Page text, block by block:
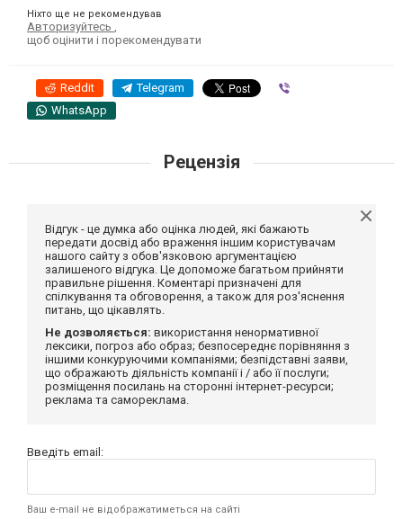
Ніхто ще не рекомендував
Авторизуйтесь
щоб оцінити і порекомендувати
Reddit Telegram
WhatsApp
Рецензія
Відгук - це думка або оцінка людей, які бажають
передати досвід або враження іншим користувачам
нашого сайту з обов'язковою аргументацією
залишеного відгука. Це допоможе багатьом прийняти
правильне рішення. Коментарі призначені для
спілкування та обговорення, а також для роз'яснення
питань, що цікавлять.
Не дозволяється: використання ненормативної
лексики, погроз або образ; безпосереднє порівняння з
іншими конкуруючими компаніями; безпідставні заяви,
що ображають діяльність компанії і / або її послуги;
розміщення посилань на сторонні інтернет-ресурси;
реклама та самореклама.
Введіть email:
Ваш e-mail не відображатиметься на сайті